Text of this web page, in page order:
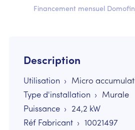
Description
Utilisation
Micro
Type d'installation
Murale
Puissance
24,2 kW
Réf Fabricant
10021497
Financement mensuel